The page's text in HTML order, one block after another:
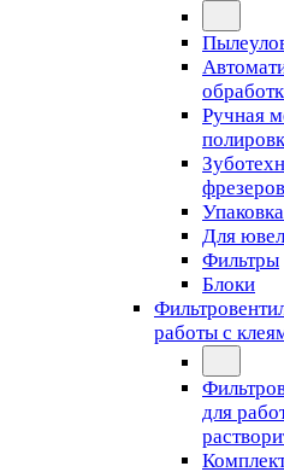
Ручная
Для
Фильтры
Блоки
работы с
для